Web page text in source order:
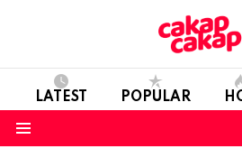
LATEST POPULAR